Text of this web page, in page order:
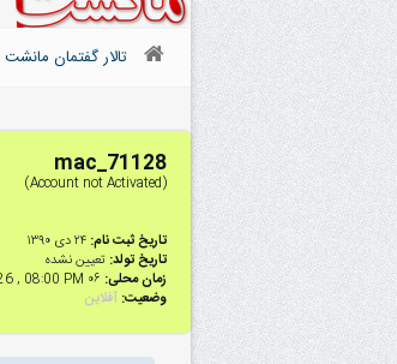
تالار گفتمان مانشت
mac_71128
(Account not Activated)
تاریخ ثبت نام: ۲۴ دى ۱۳۹۰
تاریخ تولد: تعیین نشده
زمان محلی: ۰۶ August 2026 , 08:00 PM
وضعیت: آفلاین